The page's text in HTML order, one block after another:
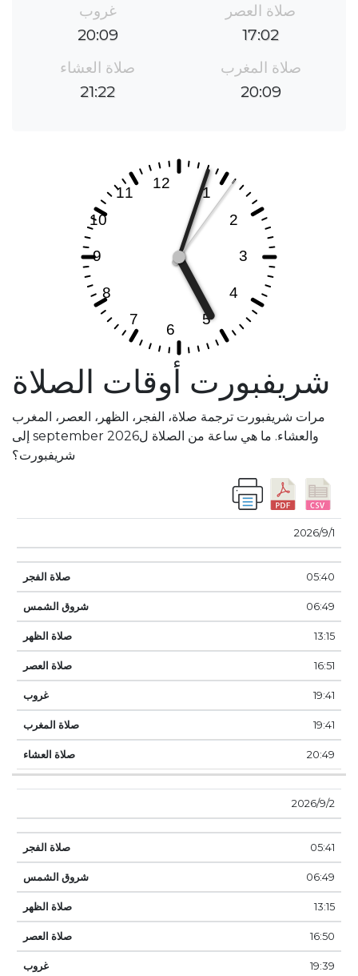
صلاة العصر
17:02
غروب
20:09
صلاة المغرب
20:09
صلاة العشاء
21:22
شريفبورت أوقات الصلاة
مرات شريفبورت ترجمة صلاة، الفجر، الظهر، العصر، المغرب
والعشاء. ما هي ساعة من الصلاة لseptember 2026 إلى
شريفبورت؟
تاريخ
الفجر
الشمس
الظهر
العصر
غروب
1‏‏/9‏‏/2026
05:40
06:49
13:15
16:51
19:41
19:41
20:49
2‏‏/9‏‏/2026
05:41
06:49
13:15
16:50
19:39